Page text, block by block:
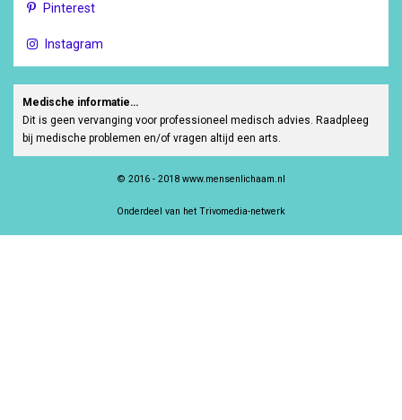
Pinterest
Instagram
Medische informatie…
Dit is geen vervanging voor professioneel medisch advies. Raadpleeg
bij medische problemen en/of vragen altijd een arts.
© 2016 - 2018 www.mensenlichaam.nl
Onderdeel van het Trivomedia-netwerk